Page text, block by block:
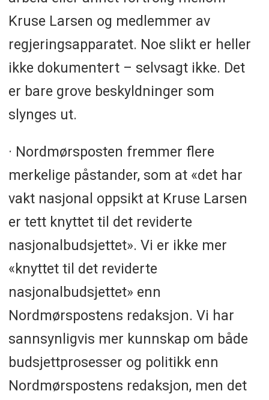
Kruse Larsen og medlemmer av
regjeringsapparatet. Noe slikt er heller
ikke dokumentert – selvsagt ikke. Det
er bare grove beskyldninger som
slynges ut.
· Nordmørsposten fremmer flere
merkelige påstander, som at «det har
vakt nasjonal oppsikt at Kruse Larsen
er tett knyttet til det reviderte
nasjonalbudsjettet». Vi er ikke mer
«knyttet til det reviderte
nasjonalbudsjettet» enn
Nordmørspostens redaksjon. Vi har
sannsynligvis mer kunnskap om både
budsjettprosesser og politikk enn
Nordmørspostens redaksjon, men det